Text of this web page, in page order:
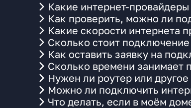
Какие интернет-
Как проверить, можно ли
Какие скорости интернета
Сколько стоит
Как оставить заявку на
Сколько времени занимает
Нужен ли роутер или
Можно ли подключить
Что делать, если в моём